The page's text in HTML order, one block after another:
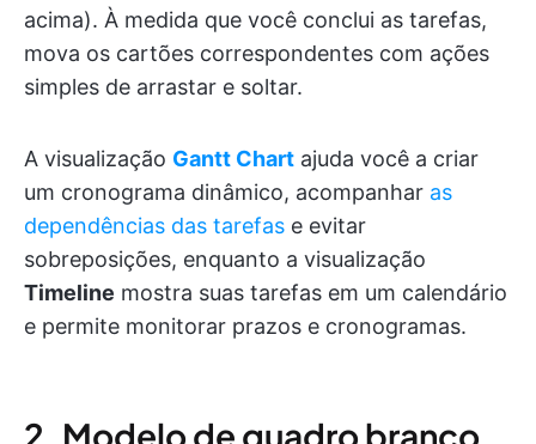
acima). À medida que você conclui as tarefas,
mova os cartões correspondentes com ações
simples de arrastar e soltar.
A visualização Gantt Chart ajuda você a criar
um cronograma dinâmico, acompanhar as
dependências das tarefas e evitar
sobreposições, enquanto a visualização
Timeline mostra suas tarefas em um calendário
e permite monitorar prazos e cronogramas.
2. Modelo de quadro branco